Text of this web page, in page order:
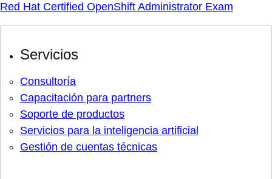
Red Hat Certified OpenShift Administrator Exam
Servicios
Consultoría
Capacitación para partners
Soporte de productos
Servicios para la inteligencia artificial
Gestión de cuentas técnicas